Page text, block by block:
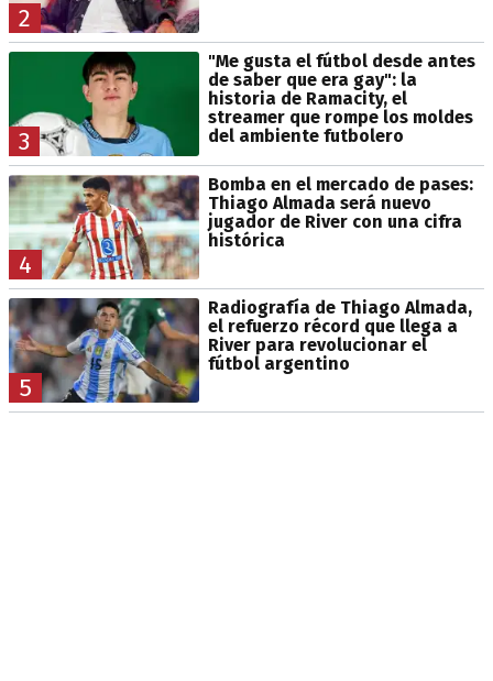
2
3
"Me gusta el fútbol desde antes
de saber que era gay": la
historia de Ramacity, el
streamer que rompe los moldes
del ambiente futbolero
4
Bomba en el mercado de pases:
Thiago Almada será nuevo
jugador de River con una cifra
histórica
5
Radiografía de Thiago Almada,
el refuerzo récord que llega a
River para revolucionar el
fútbol argentino